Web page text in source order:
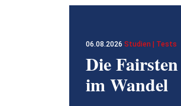
06.08.2026 Studien | Tests
Die
im Wandel